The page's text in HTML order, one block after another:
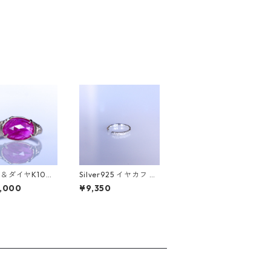
ダイヤK10リ
フヨウ) [F
Silver925 イヤカフ G
RADINA（グラディ
ナ）
¥9,350